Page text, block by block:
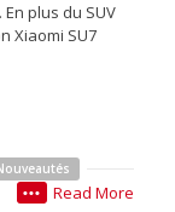
plus du SUV
Xiaomi SU7
Read More
•••